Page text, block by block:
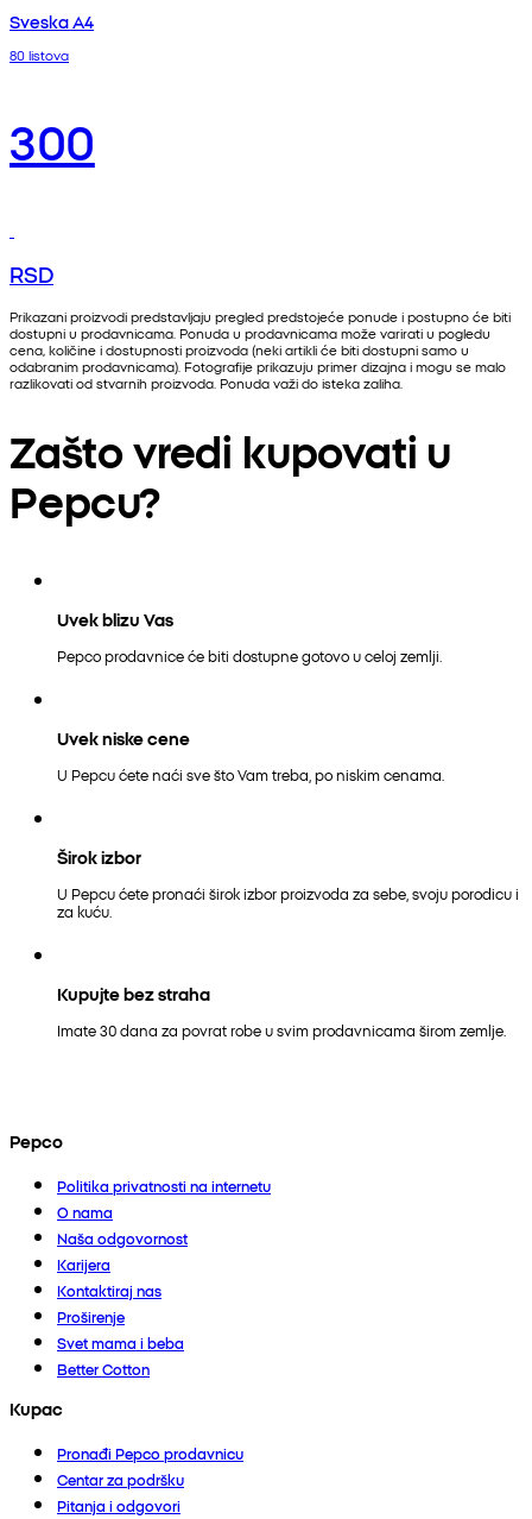
Sveska A4
80 listova
300
RSD
Prikazani proizvodi predstavljaju pregled predstojeće ponude i postupno će biti
dostupni u prodavnicama. Ponuda u prodavnicama može varirati u pogledu
cena, količine i dostupnosti proizvoda (neki artikli će biti dostupni samo u
odabranim prodavnicama). Fotografije prikazuju primer dizajna i mogu se malo
razlikovati od stvarnih proizvoda. Ponuda važi do isteka zaliha.
Zašto vredi kupovati u
Pepcu?
Uvek blizu Vas
Pepco prodavnice će biti dostupne gotovo u celoj zemlji.
Uvek niske cene
U Pepcu ćete naći sve što Vam treba, po niskim cenama.
Širok izbor
U Pepcu ćete pronaći širok izbor proizvoda za sebe, svoju porodicu i
za kuću.
Kupujte bez straha
Imate 30 dana za povrat robe u svim prodavnicama širom zemlje.
Pepco
Politika privatnosti na internetu
O nama
Naša odgovornost
Karijera
Kontaktiraj nas
Proširenje
Svet mama i beba
Better Cotton
Kupac
Pronađi Pepco prodavnicu
Centar za podršku
Pitanja i odgovori